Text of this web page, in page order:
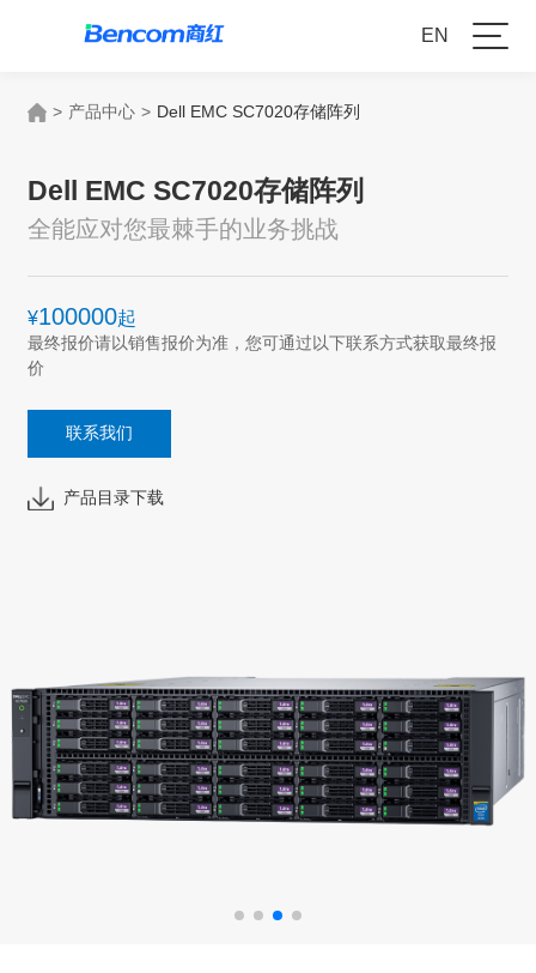
EN
> 产品中心 > Dell EMC SC7020存储阵列
Dell EMC SC7020存储阵列
全能应对您最棘手的业务挑战
¥100000起
最终报价请以销售报价为准，您可通过以下联系方式获取最终报
价
联系我们
产品目录下载